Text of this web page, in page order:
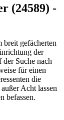
(24589) -
gefächerten
der
Suche nach
für einen
die
Acht lassen
befassen.